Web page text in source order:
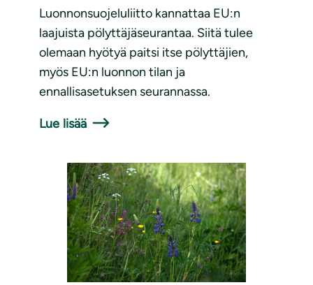
Luonnonsuojeluliitto kannattaa EU:n
laajuista pölyttäjäseurantaa. Siitä tulee
olemaan hyötyä paitsi itse pölyttäjien,
myös EU:n luonnon tilan ja
ennallisasetuksen seurannassa.
Lue lisää